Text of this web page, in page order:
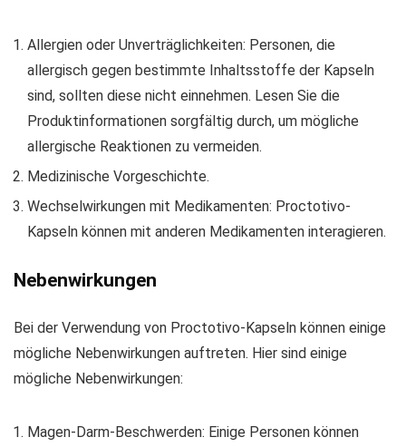
Allergien oder Unverträglichkeiten: Personen, die
allergisch gegen bestimmte Inhaltsstoffe der Kapseln
sind, sollten diese nicht einnehmen. Lesen Sie die
Produktinformationen sorgfältig durch, um mögliche
allergische Reaktionen zu vermeiden.
Medizinische Vorgeschichte.
Wechselwirkungen mit Medikamenten: Proctotivo-
Kapseln können mit anderen Medikamenten interagieren.
Nebenwirkungen
Bei der Verwendung von Proctotivo-Kapseln können einige
mögliche Nebenwirkungen auftreten. Hier sind einige
mögliche Nebenwirkungen:
Magen-Darm-Beschwerden: Einige Personen können